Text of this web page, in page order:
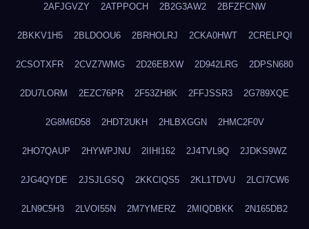
2AFJGVZY 2ATPPOCH 2B2G3AW2 2BFZFCNW
2BKKV1H5 2BLDOOU6 2BRHOLRJ 2CKA0HWT 2CRELPQI
2CSOTXFR 2CVZ7WMG 2D26EBXW 2D942LRG 2DPSN680
2DU7LORM 2EZC76PR 2F53ZH8K 2FFJSSR3 2G789XQE
2G8M6D58 2HDT2UKH 2HLBXGGN 2HMC2F0V
2HO7QAUP 2HYWPJNU 2IIHI162 2J4TVL9Q 2JDKS9WZ
2JG4QYDE 2JSJLGSQ 2KKCIQS5 2KL1TDVU 2LCI7CW6
2LN9C5H3 2LVOI55N 2M7YMERZ 2MIQDBKK 2N165DB2